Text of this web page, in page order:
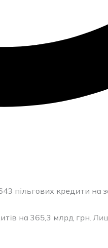
пільгових кредити на
на 365,3 млрд грн.